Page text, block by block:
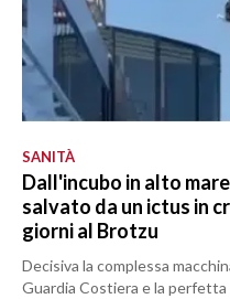
SANITÀ
Dall'incubo in alto
salvato da un ictus in
giorni al Brotzu
Decisiva la complessa
Guardia Costiera e la